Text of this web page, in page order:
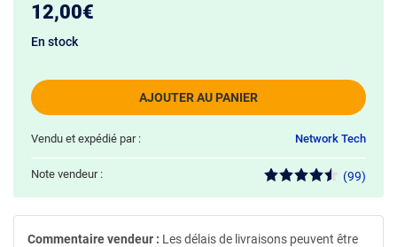
12,00€
AJOUTER AU PANIER
En stock
Vendu et expédié par : Network Tech
Note vendeur : (99)
Commentaire vendeur : Les délais de livraisons peuvent être